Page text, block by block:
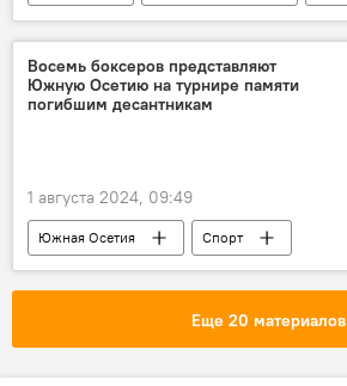
Новости
Восемь боксеров представляют
Южную Осетию на турнире памяти
погибшим десантникам
1 августа 2024, 09:49
Южная Осетия
Спорт
Еще 20 материалов